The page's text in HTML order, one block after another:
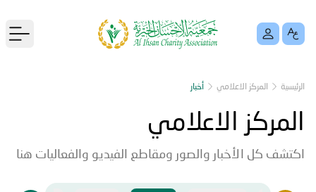
الرئيسية المركز الاعلامي أخبار
المركز الاعلامي
اكتشف كل الأخبار والصور ومقاطع الفيديو والفعاليات هنا